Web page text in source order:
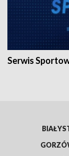
Serwis